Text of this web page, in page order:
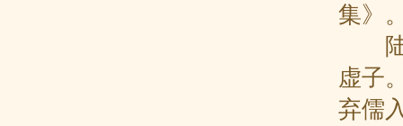
集》
陆
虚子
弃儒